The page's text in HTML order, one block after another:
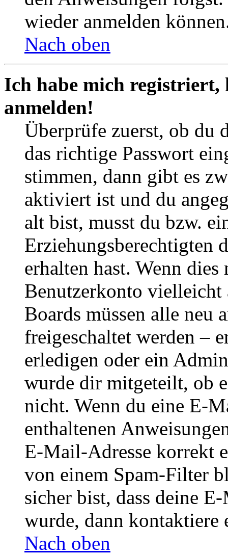
wieder anmelden
Nach oben
Ich habe mich
anmelden!
Überprüfe zuerst, ob du
das richtige Passwort
stimmen, dann gibt es
aktiviert ist und du
alt bist, musst du bzw.
Erziehungsberechtigten
erhalten hast. Wenn
Benutzerkonto
Boards müssen alle neu
freigeschaltet werden –
erledigen oder ein
wurde dir mitgeteilt, ob
nicht. Wenn du eine E-
enthaltenen
E-Mail-Adresse korrekt
von einem Spam-Filter
sicher bist, dass deine
wurde, dann kontaktiere
Nach oben